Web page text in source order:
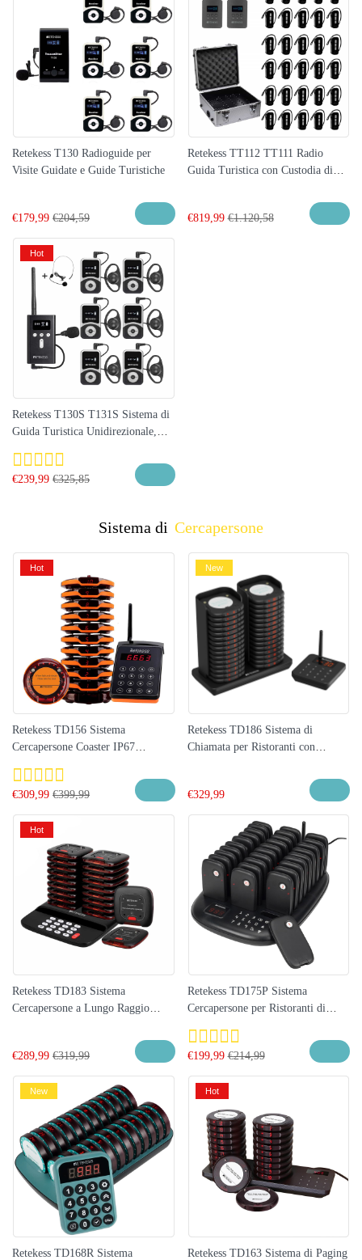
Retekess T130 Radioguide per
Visite Guidate e Guide Turistiche
€179,99 €204,59
Retekess TT112 TT111 Radio
Guida Turistica con Custodia di
€819,99 €1.120,58
Retekess T130S T131S Sistema di
Guida Turistica Unidirezionale,
Gruppo, Visite di Fabbriche,
Musei, Chiese
€239,99 €325,85
Hot
Sistema di Cercapersone
Retekess TD156 Sistema
Cercapersone Coaster IP67
800 m per Ristoranti, Club, Bar,
Resort, Catering, intrattenimento
clienti
€309,99 €399,99
Hot
Retekess TD186 Sistema di
Chiamata per Ristoranti con
€329,99
New
Retekess TD183 Sistema
Cercapersone a Lungo Raggio
Ristoranti, Bar, Caffetterie
€289,99 €319,99
Hot
Retekess TD175P Sistema
Cercapersone per Ristoranti di
Lavoro con 30 Cercapersone
€199,99 €214,99
Retekess TD168R Sistema
New
Retekess TD163 Sistema di Paging
Hot